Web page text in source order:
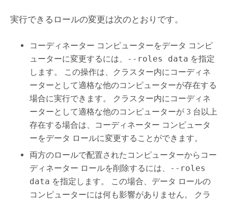
実行できるロールの変更は次のとおりです。
コーディネーター コンピューターをデータ コンピ
ューターに変更するには、 --roles data を指定
します。 この操作は、クラスター内にコーディネ
ーターとして適格な他のコンピューターが存在する
場合に実行できます。 クラスター内にコーディネ
ーターとして適格な他のコンピューターが 3 台以上
存在する場合は、コーディネーター コンピュータ
ーをデータ ロールに変更することができます。
両方のロールで配置されたコンピューターからコー
ディネーター ロールを削除するには、 --roles
data を指定します。 この場合、データ ロールの
コンピューターには何も影響がありません。 クラ